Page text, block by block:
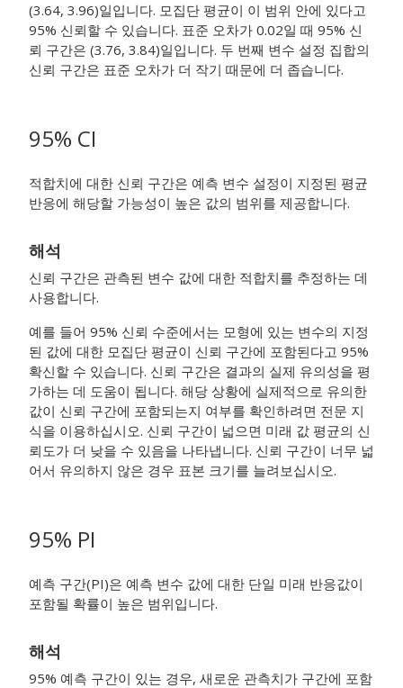
(3.64, 3.96)일입니다. 모집단 평균이 이 범위 안에 있다고
95% 신뢰할 수 있습니다. 표준 오차가 0.02일 때 95% 신
뢰 구간은 (3.76, 3.84)일입니다. 두 번째 변수 설정 집합의
신뢰 구간은 표준 오차가 더 작기 때문에 더 좁습니다.
95% CI
적합치에 대한 신뢰 구간은 예측 변수 설정이 지정된 평균
반응에 해당할 가능성이 높은 값의 범위를 제공합니다.
해석
신뢰 구간은 관측된 변수 값에 대한 적합치를 추정하는 데
사용합니다.
예를 들어 95% 신뢰 수준에서는 모형에 있는 변수의 지정
된 값에 대한 모집단 평균이 신뢰 구간에 포함된다고 95%
확신할 수 있습니다. 신뢰 구간은 결과의 실제 유의성을 평
가하는 데 도움이 됩니다. 해당 상황에 실제적으로 유의한
값이 신뢰 구간에 포함되는지 여부를 확인하려면 전문 지
식을 이용하십시오. 신뢰 구간이 넓으면 미래 값 평균의 신
뢰도가 더 낮을 수 있음을 나타냅니다. 신뢰 구간이 너무 넓
어서 유의하지 않은 경우 표본 크기를 늘려보십시오.
95% PI
예측 구간(PI)은 예측 변수 값에 대한 단일 미래 반응값이
포함될 확률이 높은 범위입니다.
해석
95% 예측 구간이 있는 경우, 새로운 관측치가 구간에 포함